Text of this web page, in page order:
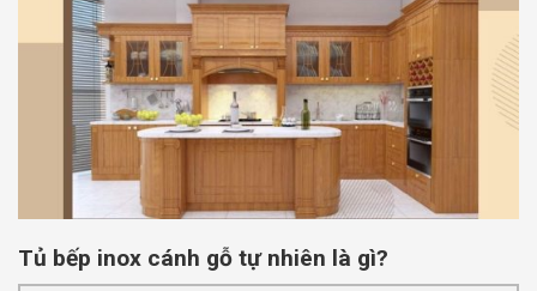
Tủ bếp inox cánh gỗ tự nhiên là gì?